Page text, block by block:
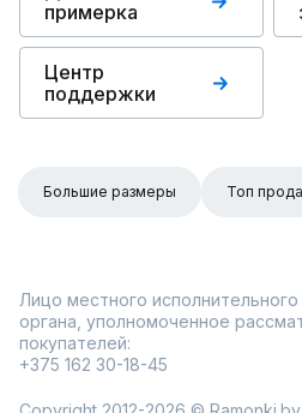
примерка
Центр
поддержки
Большие размеры Топ
Лицо местного
органа, уполномоченное
покупателей:
+375 162 30-18-45